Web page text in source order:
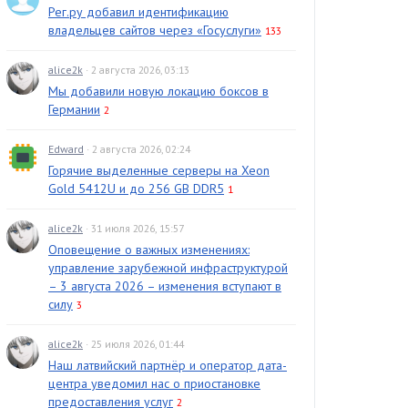
Рег.ру добавил идентификацию
владельцев сайтов через «Госуслуги» 133
alice2k · 2 августа 2026, 03:13
Мы добавили новую локацию боксов в
Германии 2
Edward · 2 августа 2026, 02:24
Горячие выделенные серверы на Xeon
Gold 5412U и до 256 GB DDR5 1
alice2k · 31 июля 2026, 15:57
Оповещение о важных изменениях:
управление зарубежной инфраструктурой
– 3 августа 2026 – изменения вступают в
силу 3
alice2k · 25 июля 2026, 01:44
Наш латвийский партнёр и оператор дата-
центра уведомил нас о приостановке
предоставления услуг 2